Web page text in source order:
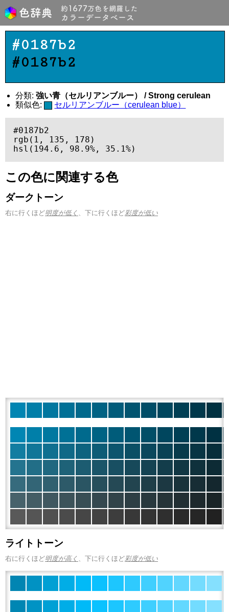
#0187b2
#0187b2
分類: 強い青（セルリアンブルー） / Strong cerulean
類似色:
セルリアンブルー（cerulean blue）
#0187b2
rgb(1, 135, 178)
hsl(194.6, 98.9%, 35.1%)
この色に関連する色
ダークトーン
右に行くほど明度が低く 、下に行くほど彩度が低い
ライトトーン
右に行くほど明度が高く 、下に行くほど彩度が低い